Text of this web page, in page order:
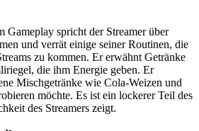
Gameplay spricht der Streamer über
und verrät einige seiner Routinen, die
zu kommen. Er erwähnt Getränke
die ihm Energie geben. Er
Mischgetränke wie Cola-Weizen und
möchte. Es ist ein lockerer Teil des
des Streamers zeigt.